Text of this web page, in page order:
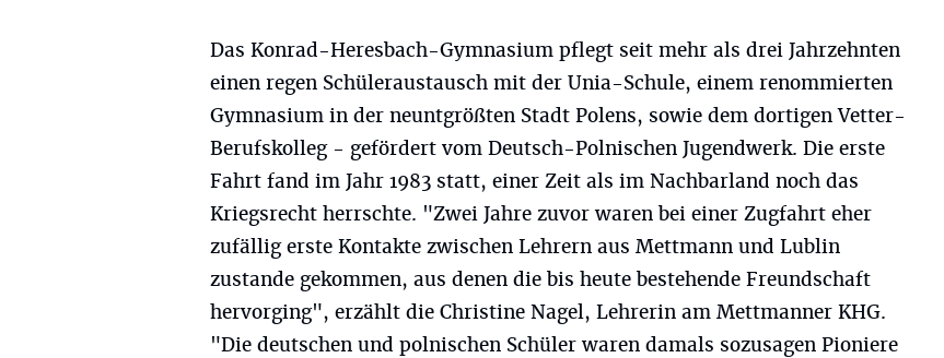
Das Konrad-Heresbach-Gymnasium pflegt seit mehr als drei Jahrzehnten
einen regen Schüleraustausch mit der Unia-Schule, einem renommierten
Gymnasium in der neuntgrößten Stadt Polens, sowie dem dortigen Vetter-
Berufskolleg - gefördert vom Deutsch-Polnischen Jugendwerk. Die erste
Fahrt fand im Jahr 1983 statt, einer Zeit als im Nachbarland noch das
Kriegsrecht herrschte. "Zwei Jahre zuvor waren bei einer Zugfahrt eher
zufällig erste Kontakte zwischen Lehrern aus Mettmann und Lublin
zustande gekommen, aus denen die bis heute bestehende Freundschaft
hervorging", erzählt die Christine Nagel, Lehrerin am Mettmanner KHG.
"Die deutschen und polnischen Schüler waren damals sozusagen Pioniere